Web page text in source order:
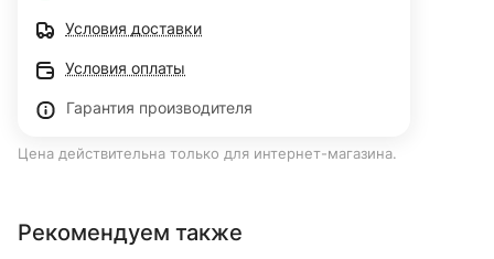
Условия доставки
Условия оплаты
Гарантия производителя
Цена действительна только для интернет-магазина.
Рекомендуем также